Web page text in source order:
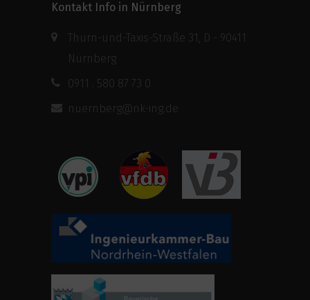
Kontakt Info in Nürnberg
Thurn-und-Taxis-Straße 31, D - 90411
Nürnberg
0911 . 580 87 73 0
nuernberg@nk-ing.de